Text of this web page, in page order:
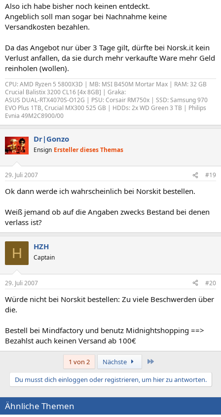
Also ich habe bisher noch keinen entdeckt.
Angeblich soll man sogar bei Nachnahme keine
Versandkosten bezahlen.
Da das Angebot nur über 3 Tage gilt, dürfte bei Norsk.it kein
Verlust anfallen, da sie durch mehr verkaufte Ware mehr Geld
reinholen (wollen).
CPU: AMD Ryzen 5 5800X3D | MB: MSI B450M Mortar Max | RAM: 32 GB
Crucial Balistix 3200 CL16 [4x 8GB] | Graka:
ASUS DUAL-RTX4070S-O12G | PSU: Corsair RM750x | SSD: Samsung 970
EVO Plus 1TB, Crucial MX300 525 GB | HDDs: 2x WD Green 3 TB | Philips
Evnia 49M2C8900/00
Dr|Gonzo
Ensign Ersteller dieses Themas
29. Juli 2007 #19
Ok dann werde ich wahrscheinlich bei Norskit bestellen.
Weiß jemand ob auf die Angaben zwecks Bestand bei denen
verlass ist?
H HZH
Captain
29. Juli 2007 #20
Würde nicht bei Norskit bestellen: Zu viele Beschwerden über
die.
Bestell bei Mindfactory und benutz Midnightshopping ==>
Bezahlst auch keinen Versand ab 100€
1 von 2 Nächste
Du musst dich einloggen oder registrieren, um hier zu antworten.
Ähnliche Themen